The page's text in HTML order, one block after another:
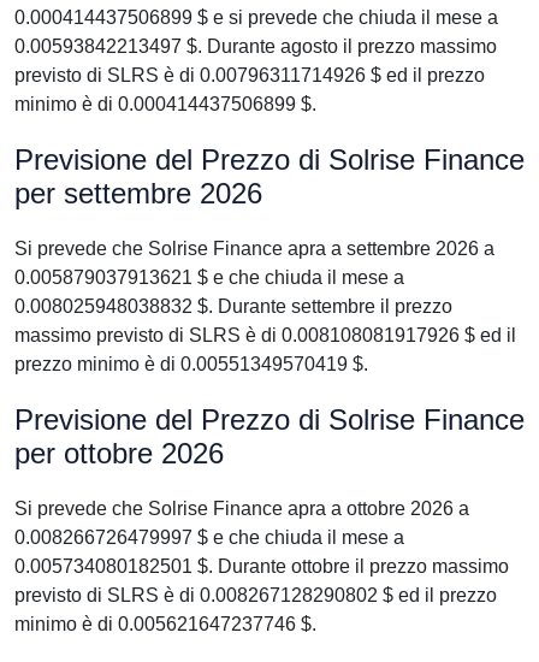
0.000414437506899 $ e si prevede che chiuda il mese a
0.00593842213497 $. Durante agosto il prezzo massimo
previsto di SLRS è di 0.00796311714926 $ ed il prezzo
minimo è di 0.000414437506899 $.
Previsione del Prezzo di Solrise Finance
per settembre 2026
Si prevede che Solrise Finance apra a settembre 2026 a
0.005879037913621 $ e che chiuda il mese a
0.008025948038832 $. Durante settembre il prezzo
massimo previsto di SLRS è di 0.008108081917926 $ ed il
prezzo minimo è di 0.00551349570419 $.
Previsione del Prezzo di Solrise Finance
per ottobre 2026
Si prevede che Solrise Finance apra a ottobre 2026 a
0.008266726479997 $ e che chiuda il mese a
0.005734080182501 $. Durante ottobre il prezzo massimo
previsto di SLRS è di 0.008267128290802 $ ed il prezzo
minimo è di 0.005621647237746 $.